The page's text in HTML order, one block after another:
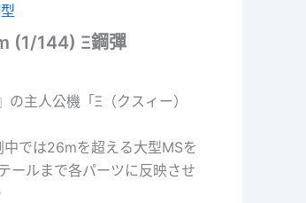
(1/144) Ξ鋼彈
の主人公機「Ξ（クスィー）
では26mを超える大型MSを
ールまで各パーツに反映させ